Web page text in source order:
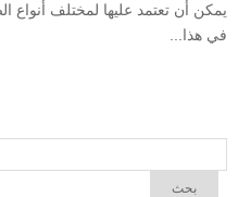
يمكن أن تعتمد عليها لمختلف أنواع
في هذا...